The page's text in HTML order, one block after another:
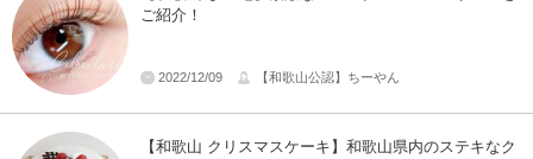
ご紹介！
2022/12/09 【和歌山公認】ちーやん
【和歌山 クリスマスケーキ】和歌山県内のステキなク